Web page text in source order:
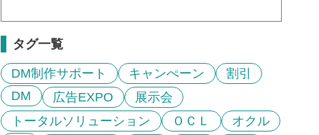
タグ一覧
DM制作サポート キャンぺーン
割引
DM
広告EXPO
展示会
トータルソリューション
ＯＣＬ
オクル